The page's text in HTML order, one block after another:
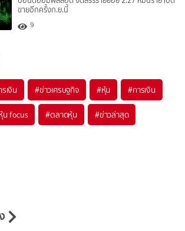
ขายอีกครั้งก.ย.นี้
9
เงิน #ข่าวเศรษฐกิจ #หุ้น #การเงิน
น focus #ตลาดหุ้น #ข่าวล่าสุด